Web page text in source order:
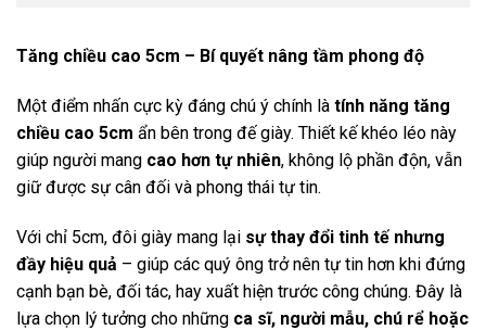
Tăng chiều cao 5cm – Bí quyết nâng tầm phong độ
Một điểm nhấn cực kỳ đáng chú ý chính là tính năng tăng
chiều cao 5cm ẩn bên trong đế giày. Thiết kế khéo léo này
giúp người mang cao hơn tự nhiên, không lộ phần độn, vẫn
giữ được sự cân đối và phong thái tự tin.
Với chỉ 5cm, đôi giày mang lại sự thay đổi tinh tế nhưng
đầy hiệu quả – giúp các quý ông trở nên tự tin hơn khi đứng
cạnh bạn bè, đối tác, hay xuất hiện trước công chúng. Đây là
lựa chọn lý tưởng cho những ca sĩ, người mẫu, chú rể hoặc